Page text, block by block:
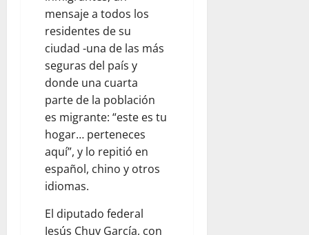
mensaje a todos los
residentes de su
ciudad -una de las más
seguras del país y
donde una cuarta
parte de la población
es migrante: “este es tu
hogar… perteneces
aquí”, y lo repitió en
español, chino y otros
idiomas.
El diputado federal
Jesús Chuy García, con